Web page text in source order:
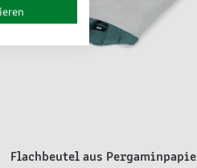
Flachbeutel aus